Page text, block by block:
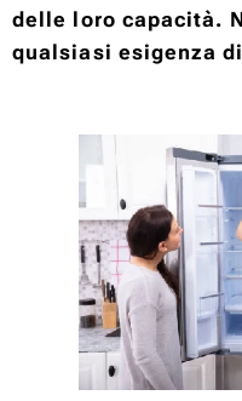
delle loro capacità.
qualsiasi esigenza